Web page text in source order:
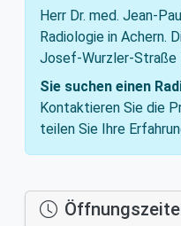
Herr Dr. med. Jean-
Radiologie in Achern.
Josef-Wurzler-Straße
Sie suchen einen
Kontaktieren Sie die
teilen Sie Ihre